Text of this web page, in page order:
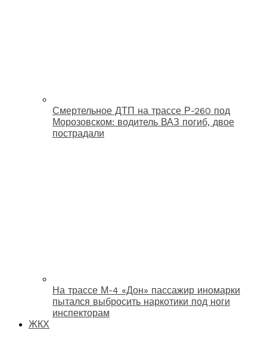
Смертельное ДТП на трассе Р-260 под
Морозовском: водитель ВАЗ погиб, двое
пострадали
На трассе М-4 «Дон» пассажир иномарки
пытался выбросить наркотики под ноги
инспекторам
ЖКХ